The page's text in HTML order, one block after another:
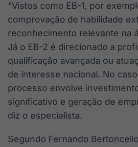
“Vistos como EB-1, por
comprovação de habilidade
reconhecimento relevante na
Já o EB-2 é direcionado a
qualificação avançada ou
de interesse nacional. No
processo envolve
significativo e geração de
diz o especialista.
Segundo Fernando